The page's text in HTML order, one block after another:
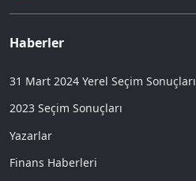
Haberler
31 Mart 2024 Yerel Seçim Sonuçları
2023 Seçim Sonuçları
Yazarlar
Finans Haberleri